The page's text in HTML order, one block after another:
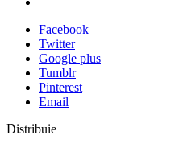
Facebook
Twitter
Google plus
Tumblr
Pinterest
Email
Distribuie